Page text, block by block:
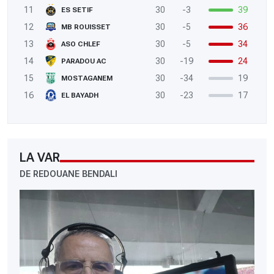
11
ES SETIF 30 -3
39
12
MB ROUISSET 30 -5
36
13
ASO CHLEF 30 -5
34
14
PARADOU AC 30 -19
24
15
MOSTAGANEM 30 -34
19
16
EL BAYADH 30 -23 17
LA VAR
DE REDOUANE BENDALI